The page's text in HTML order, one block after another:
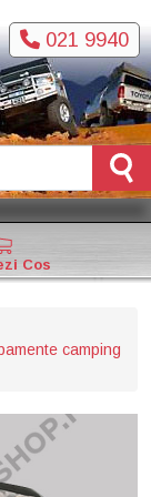
021 9940
Cos
camping